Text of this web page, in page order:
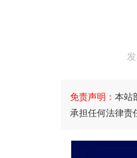
免责声明： 本站
承担任何法律责